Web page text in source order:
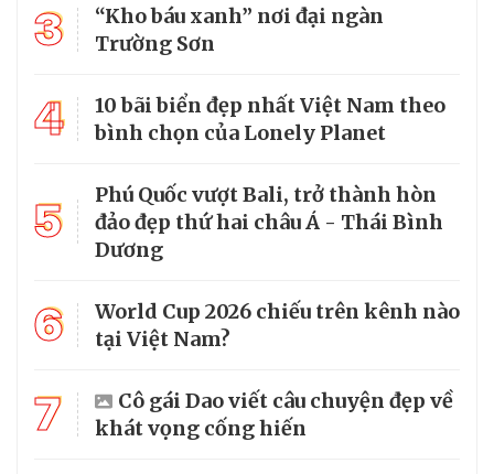
3
“Kho báu xanh” nơi đại ngàn
Trường Sơn
4
10 bãi biển đẹp nhất Việt Nam theo
bình chọn của Lonely Planet
5
Phú Quốc vượt Bali, trở thành hòn
đảo đẹp thứ hai châu Á - Thái Bình
Dương
6
World Cup 2026 chiếu trên kênh nào
tại Việt Nam?
7
Cô gái Dao viết câu chuyện đẹp về
khát vọng cống hiến